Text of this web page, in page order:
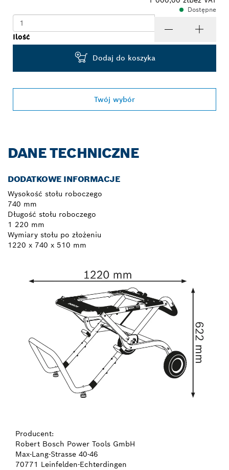
Dostępne
Ilość
Dodaj do koszyka
Twój wybór
DANE TECHNICZNE
DODATKOWE INFORMACJE
Wysokość stołu roboczego
740 mm
Długość stołu roboczego
1 220 mm
Wymiary stołu po złożeniu
1220 x 740 x 510 mm
Producent:
Robert Bosch Power Tools GmbH
Max-Lang-Strasse 40-46
70771 Leinfelden-Echterdingen